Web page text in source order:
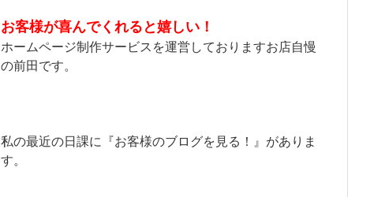
お客様が喜んでくれると嬉しい！
ホームページ制作サービスを運営しておりますお店自慢
の前田です。
私の最近の日課に『お客様のブログを見る！』がありま
す。